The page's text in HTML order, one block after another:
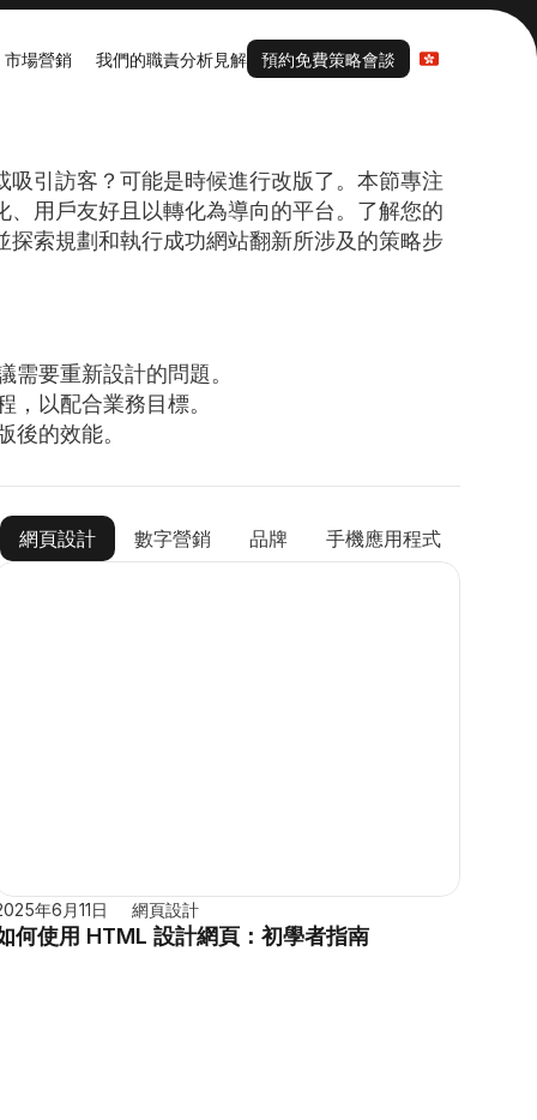
吸引訪客？可能是時候進行改版了。本節專注
、用戶友好且以轉化為導向的平台。了解您的
探索規劃和執行成功網站翻新所涉及的策略步
需要重新設計的問題。
，以配合業務目標。
後的效能。
網頁設計 數字營銷 品牌 手機應用程式
年6月11日 網頁設計
何使用 HTML 設計網頁：初學者指南
市場營銷 我們的職責分析見解
預約免費策略會談
預約免費策略會談
Select Language